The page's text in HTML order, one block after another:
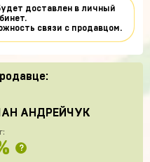
доставлен в личный
связи с продавцом.
АНДРЕЙЧУК
?